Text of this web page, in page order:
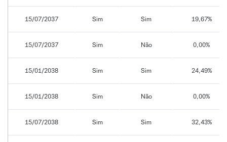
15/07/2037 Sim Sim 19,67%
15/07/2037 Sim Não 0,00%
15/01/2038 Sim Sim 24,49%
15/01/2038 Sim Não 0,00%
15/07/2038 Sim Sim 32,43%